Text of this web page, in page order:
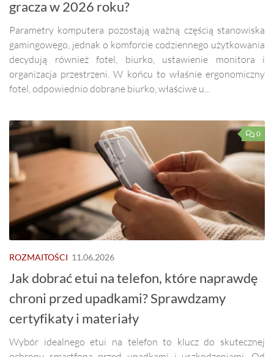
gracza w 2026 roku?
Parametry komputera pozostają ważną częścią stanowiska
gamingowego, jednak o komforcie codziennego użytkowania
decydują również fotel, biurko, ustawienie monitora i
organizacja przestrzeni. W końcu to właśnie ergonomiczny
fotel, odpowiednio dobrane biurko, właściwe u...
0
ROZMAITOŚCI 11.06.2026
Jak dobrać etui na telefon, które naprawdę
chroni przed upadkami? Sprawdzamy
certyfikaty i materiały
Wybór idealnego etui na telefon to klucz do skutecznej